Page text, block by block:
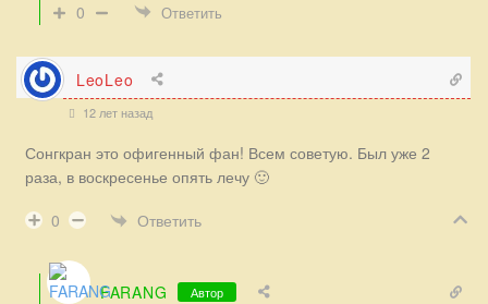
0
Ответить
LeoLeo
12 лет назад
Сонгкран это офигенный фан! Всем советую. Был уже 2
раза, в воскресенье опять лечу 🙂
0
Ответить
FARANG Автор